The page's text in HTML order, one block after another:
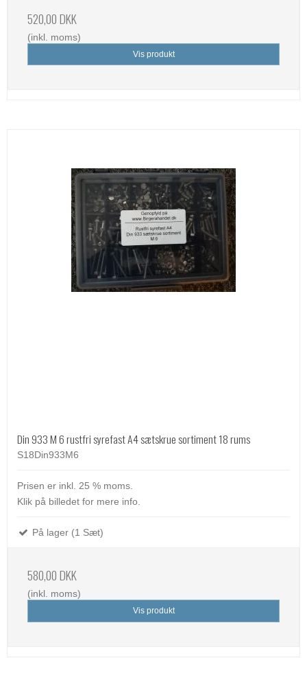
520,00 DKK
(inkl. moms)
Vis produkt
Din 933 M 6 rustfri syrefast A4 sætskrue sortiment 18 rums
S18Din933M6
Prisen er inkl. 25 % moms.
Klik på billedet for mere info.
På lager (1 Sæt)
580,00 DKK
(inkl. moms)
Vis produkt